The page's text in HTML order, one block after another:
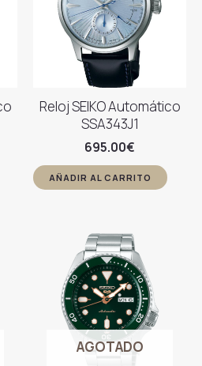
Reloj SEIKO Automático
SSA343J1
695.00€
AÑADIR AL CARRITO
AGOTADO